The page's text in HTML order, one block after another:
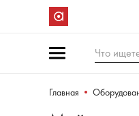
Что
Главная